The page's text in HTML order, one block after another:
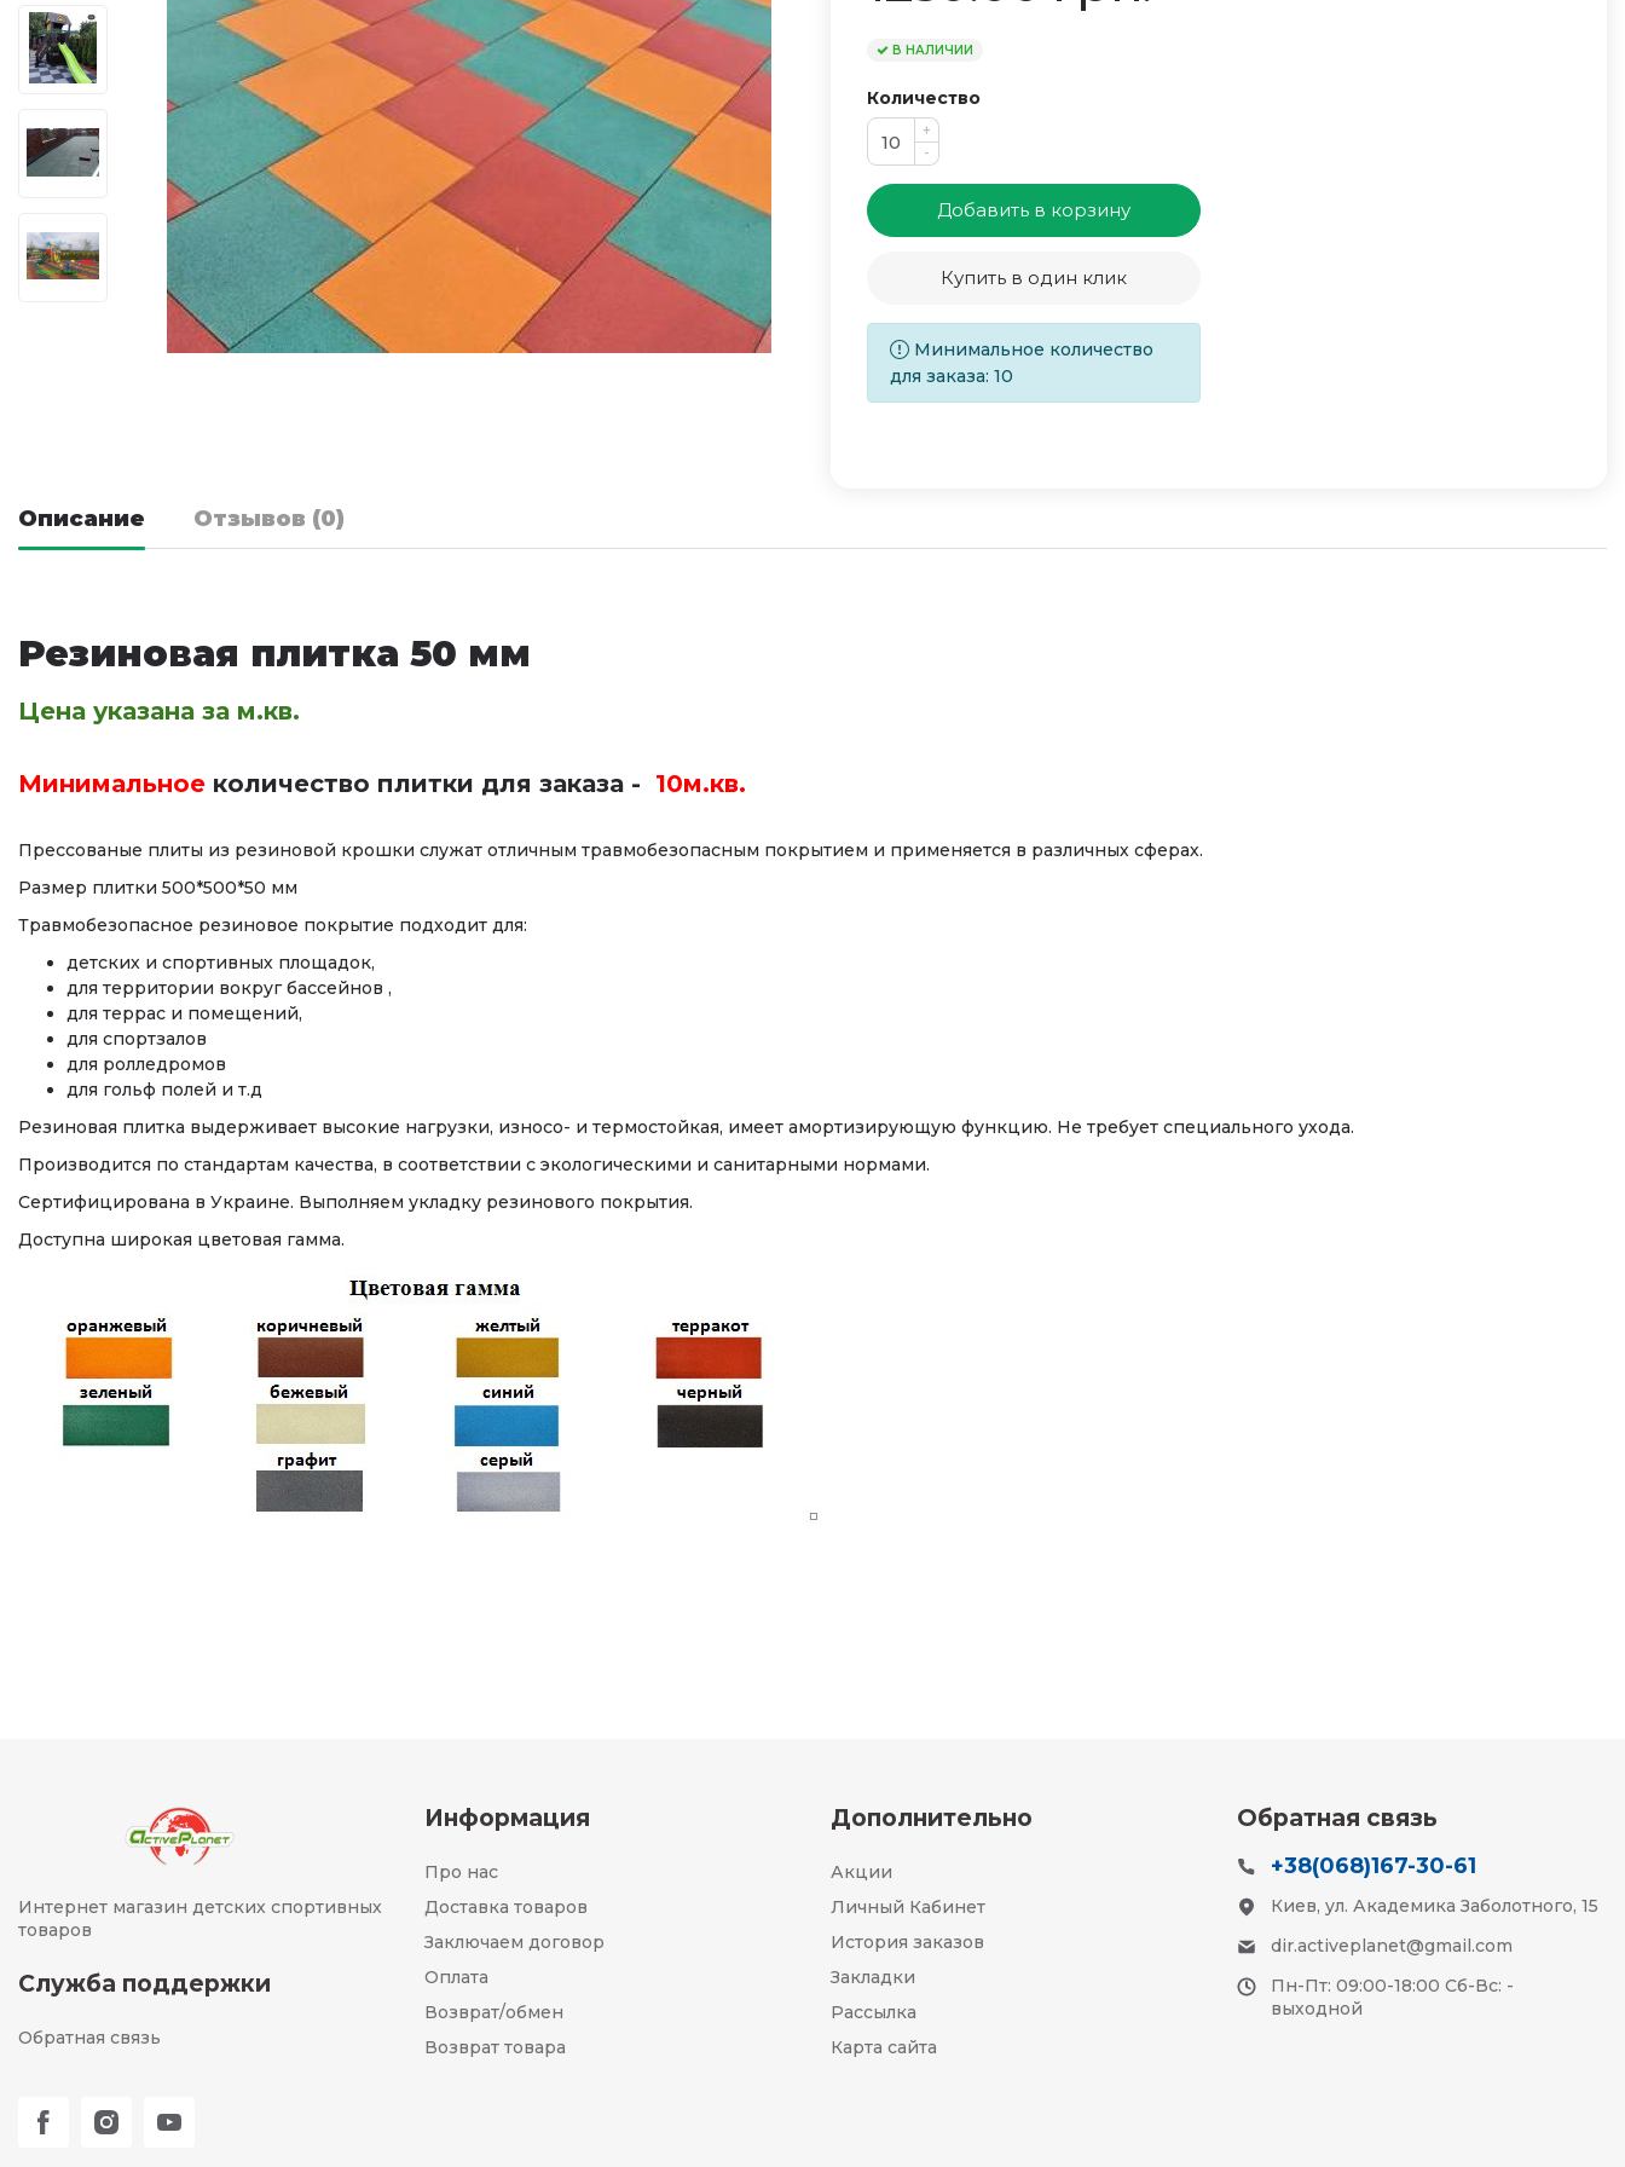
В НАЛИЧИИ
Количество
+
-
Добавить в корзину
Купить в один клик
Минимальное количество
для заказа: 10
Описание Отзывов (0)
Резиновая плитка 50 мм
Цена указана за м.кв.
Минимальное количество плитки для заказа - 10м.кв.
Прессованые плиты из резиновой крошки служат отличным травмобезопасным покрытием и применяется в различных сферах.
Размер плитки 500*500*50 мм
Травмобезопасное резиновое покрытие подходит для:
детских и спортивных площадок,
для территории вокруг бассейнов ,
для террас и помещений,
для спортзалов
для ролледромов
для гольф полей и т.д
Резиновая плитка выдерживает высокие нагрузки, износо- и термостойкая, имеет амортизирующую функцию. Не требует специального ухода.
Производится по стандартам качества, в соответствии с экологическими и санитарными нормами.
Сертифицирована в Украине. Выполняем укладку резинового покрытия.
Доступна широкая цветовая гамма.
Интернет магазин детских спортивных
товаров
Служба поддержки
Обратная связь
Информация
Про нас
Доставка товаров
Заключаем договор
Оплата
Возврат/обмен
Возврат товара
Дополнительно
Акции
Личный Кабинет
История заказов
Закладки
Рассылка
Карта сайта
Обратная связь
+38(068)167-30-61
Киев, ул. Академика Заболотного, 15
dir.activeplanet@gmail.com
Пн-Пт: 09:00-18:00 Сб-Вс: -
выходной